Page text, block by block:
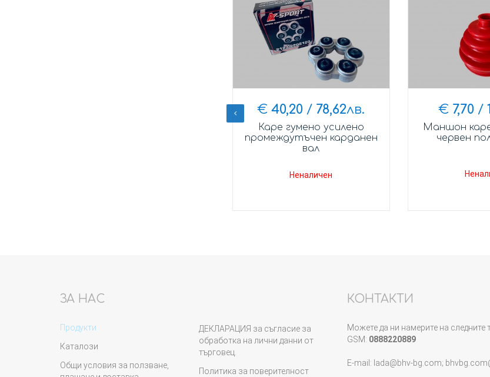
€ 40,20 / 78,62лв.
Каре гумено усилено
промеждутъчен карданен
вал
Неналичен
€ 7,70 /
Маншон
червен
ЗА НАС
Продукти
Каталози
Общи условия за ползване,
ДЕКЛАРАЦИЯ за съгласие за
обработка на лични данни от
търговец.
Политика за поверителност
КОНТАКТИ
Можете да ни намерите на следните
GSM: 0888220889
E-mail: lada@bhv-bg.com;